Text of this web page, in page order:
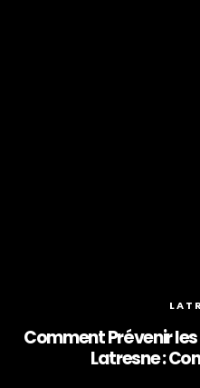
Comment Prévenir
Latresne :